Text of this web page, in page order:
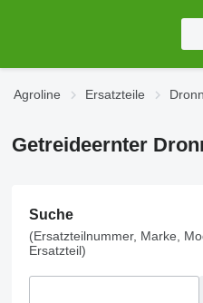
Agroline Ersatzteile
Getreideernter
Suche
(Ersatzteilnummer, Marke,
Ersatzteil)